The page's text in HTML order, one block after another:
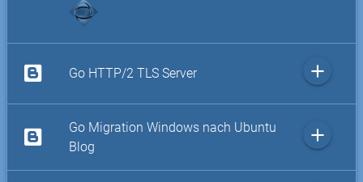
Go HTTP/2 TLS Server add
Go Migration Windows nach Ubuntu
Blog
add